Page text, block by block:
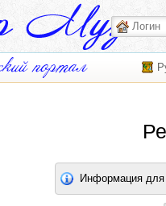
Информация для